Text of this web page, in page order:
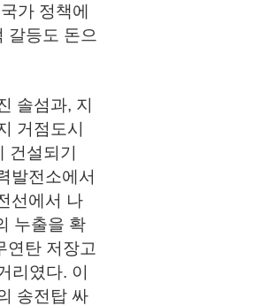
가 정책에
갈등도 돈으
솔섬과, 지
거점도시
건설되기
발전소에서
선에서 나
누출을 확
연탄 저장고
리였다. 이
송전탑 싸